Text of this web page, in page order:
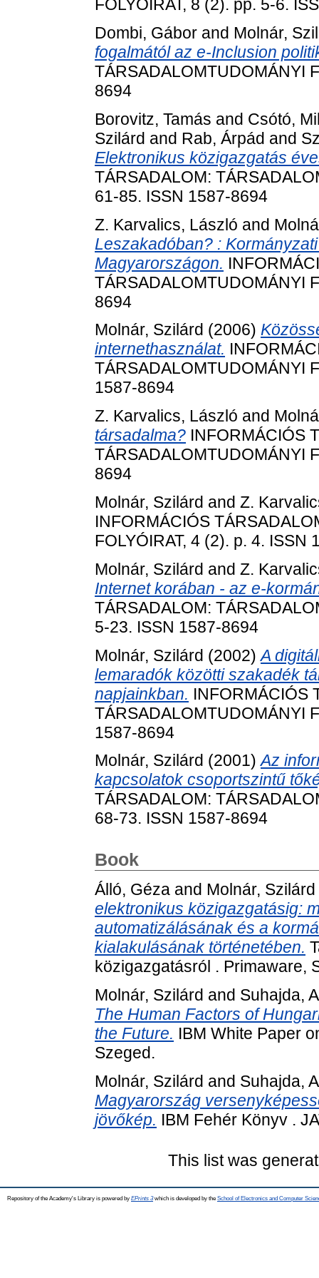
FOLYÓIRAT, 8 (2). pp. 5-6.
Dombi, Gábor and Molnár,
fogalmától az e-Inclusion
TÁRSADALOMTUDOMÁNYI
8694
Borovitz, Tamás and Csótó,
Szilárd and Rab, Árpád and
Elektronikus közigazgatás
TÁRSADALOM:
61-85. ISSN 1587-8694
Z. Karvalics, László and
Leszakadóban? :
Magyarországon.
TÁRSADALOMTUDOMÁNYI
8694
Molnár, Szilárd (2006)
internethasználat.
TÁRSADALOMTUDOMÁNYI
1587-8694
Z. Karvalics, László and
társadalma? INFORMÁCIÓS
TÁRSADALOMTUDOMÁNYI
8694
Molnár, Szilárd and Z.
INFORMÁCIÓS
FOLYÓIRAT, 4 (2). p. 4. ISSN
Molnár, Szilárd and Z.
Internet korában - az e-
TÁRSADALOM:
5-23. ISSN 1587-8694
Molnár, Szilárd (2002)A
lemaradók közötti szakadék
napjainkban. INFORMÁCIÓS
TÁRSADALOMTUDOMÁNYI
1587-8694
Molnár, Szilárd (2001)Az
kapcsolatok csoportszintű
TÁRSADALOM:
68-73. ISSN 1587-8694
Book
Álló, Géza and Molnár, Szilárd
elektronikus közigazgatásig:
automatizálásának és a
kialakulásának történetében.
közigazgatásról . Primaware,
Molnár, Szilárd and Suhajda,
The Human Factors of
the Future. IBM White Paper
Szeged.
Molnár, Szilárd and Suhajda,
Magyarország
jövőkép. IBM Fehér Könyv .
This list was
Repository of the Academy's Library is powered by EPrints 3which is developed by the School of Electronics and Computer